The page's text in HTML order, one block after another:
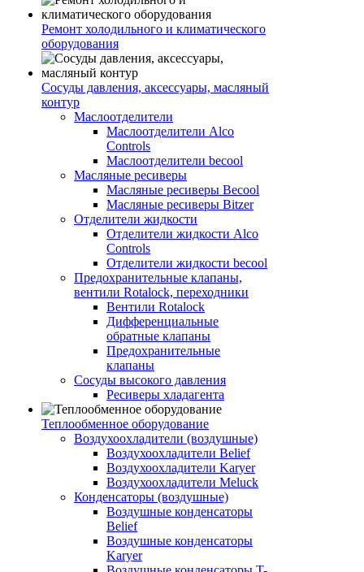
Ремонт холодильного и климатического
оборудования
Сосуды давления, аксессуары, масляный
контур
Маслоотделители
Маслоотделители Alco
Controls
Маслоотделители becool
Масляные ресиверы
Масляные ресиверы Becool
Масляные ресиверы Bitzer
Отделители жидкости
Отделители жидкости Alco
Controls
Отделители жидкости becool
Предохранительные клапаны,
вентили Rotalock, переходники
Вентили Rotalock
Дифференциальные
обратные клапаны
Предохранительные
клапаны
Сосуды высокого давления
Ресиверы хладагента
Теплообменное оборудование
Воздухоохладители (воздушные)
Воздухоохладители Belief
Воздухоохладители Karyer
Воздухоохладители Meluck
Конденсаторы (воздушные)
Воздушные конденсаторы
Belief
Воздушные конденсаторы
Karyer